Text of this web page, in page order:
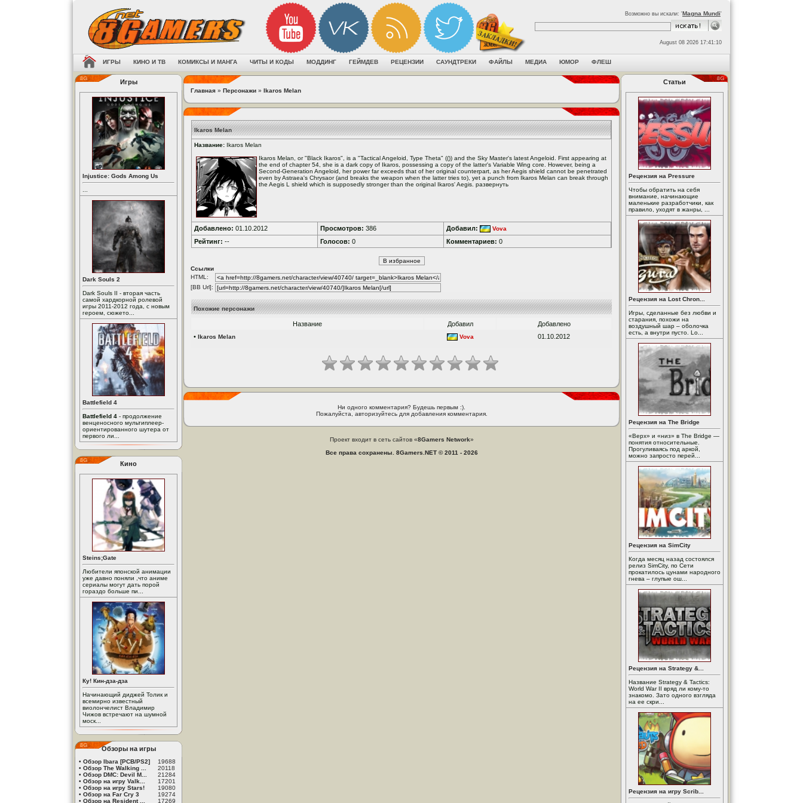
Возможно вы искали: 'Magna Mundi'
August 08 2026 17:41:10
ИГРЫ КИНО И ТВ КОМИКСЫ И МАНГА ЧИТЫ И КОДЫ МОДДИНГ ГЕЙМДЕВ РЕЦЕНЗИИ САУНДТРЕКИ ФАЙЛЫ МЕДИА ЮМОР ФЛЕШ
Игры
Injustice: Gods Among Us
Dark Souls 2
Dark Souls II - вторая часть
самой хардкорной ролевой
игры 2011-2012 года, с новым
героем, сюжето...
Battlefield 4
Battlefield 4 - продолжение
венценосного мультиплеер-
ориентированного шутера от
первого ли...
Кино
Steins;Gate
Любители японской анимации
уже давно поняли ,что аниме
сериалы могут дать порой
гораздо больше пи...
Ку! Кин-дза-дза
Начинающий диджей Толик и
всемирно известный
виолончелист Владимир
Чижов встречают на шумной
моск...
Обзоры на игры
• Обзор Ibara [PCB/PS2]
19688
• Обзор The Walking ...
20118
• Обзор DMC: Devil M...
21284
• Обзор на игру Valk...
17201
• Обзор на игру Stars!
19080
• Обзор на Far Cry 3
19274
• Обзор на Resident ... 17269
Главная » Персонажи » Ikaros Melan
Ikaros Melan
Название: Ikaros Melan
Ikaros Melan, or "Black Ikaros", is a "Tactical Angeloid, Type Theta" (()) and the Sky Master's latest Angeloid. First appearing at
the end of chapter 54, she is a dark copy of Ikaros, possessing a copy of the latter's Variable Wing core. However, being a
Second-Generation Angeloid, her power far exceeds that of her original counterpart, as her Aegis shield cannot be penetrated
even by Astraea's Chrysaor (and breaks the weapon when the latter tries to), yet a punch from Ikaros Melan can break through
the Aegis L shield which is supposedly stronger than the original Ikaros' Aegis. развернуть
Добавлено: 01.10.2012 Просмотров: 386 Добавил: Vova
Рейтинг: -- Голосов: 0 Комментариев: 0
Ссылки
HTML:
[BB Url]:
Похожие персонажи
Название Добавил
Добавлено
• Ikaros Melan Vova 01.10.2012
Ни одного комментария? Будешь первым :).
Пожалуйста, авторизуйтесь для добавления комментария.
Проект входит в сеть сайтов «8Gamers Network»
Все права сохранены. 8Gamers.NET © 2011 - 2026
Статьи
Рецензия на Pressure
Чтобы обратить на себя
внимание, начинающие
маленькие разработчики, как
правило, уходят в жанры, ...
Рецензия на Lost Chron...
Игры, сделанные без любви и
старания, похожи на
воздушный шар – оболочка
есть, а внутри пусто. Lo...
Рецензия на The Bridge
«Верх» и «низ» в The Bridge —
понятия относительные.
Прогуливаясь под аркой,
можно запросто перей...
Рецензия на SimCity
Когда месяц назад состоялся
релиз SimCity, по Сети
прокатилось цунами народного
гнева – глупые ош...
Рецензия на Strategy &...
Название Strategy & Tactics:
World War II вряд ли кому-то
знакомо. Зато одного взгляда
на ее скри...
Рецензия на игру Scrib...